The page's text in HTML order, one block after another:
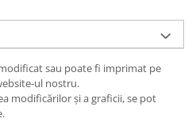
sau poate fi imprimat pe
ul nostru.
modificărilor și a graficii, se pot